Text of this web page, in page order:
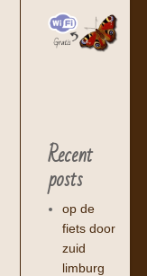
Recent
posts
op de
fiets door
zuid
limburg